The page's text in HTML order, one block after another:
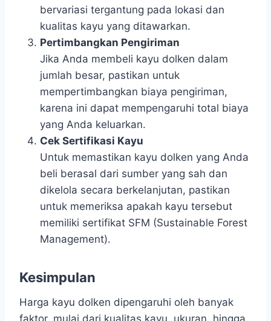
bervariasi tergantung pada lokasi dan
kualitas kayu yang ditawarkan.
Pertimbangkan Pengiriman
Jika Anda membeli kayu dolken dalam
jumlah besar, pastikan untuk
mempertimbangkan biaya pengiriman,
karena ini dapat mempengaruhi total biaya
yang Anda keluarkan.
Cek Sertifikasi Kayu
Untuk memastikan kayu dolken yang Anda
beli berasal dari sumber yang sah dan
dikelola secara berkelanjutan, pastikan
untuk memeriksa apakah kayu tersebut
memiliki sertifikat SFM (Sustainable Forest
Management).
Kesimpulan
Harga kayu dolken dipengaruhi oleh banyak
faktor, mulai dari kualitas kayu, ukuran, hingga